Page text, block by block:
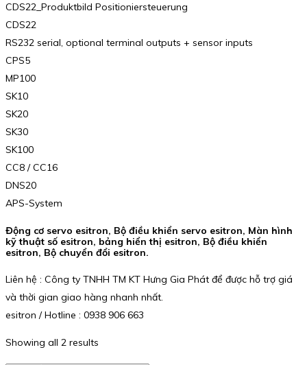
CDS22_Produktbild Positioniersteuerung
CDS22
RS232 serial, optional terminal outputs + sensor inputs
CPS5
MP100
SK10
SK20
SK30
SK100
CC8 / CC16
DNS20
APS-System
Động cơ servo esitron, Bộ điều khiển servo esitron, Màn hình
kỹ thuật số esitron, bảng hiển thị esitron, Bộ điều khiển
esitron, Bộ chuyển đổi esitron.
Liên hệ : Công ty TNHH TM KT Hưng Gia Phát để được hỗ trợ giá
và thời gian giao hàng nhanh nhất.
esitron / Hotline : 0938 906 663
Showing all 2 results